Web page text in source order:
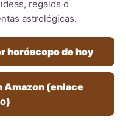
regalos o
astrológicas.
horóscopo de hoy
Amazon (enlace